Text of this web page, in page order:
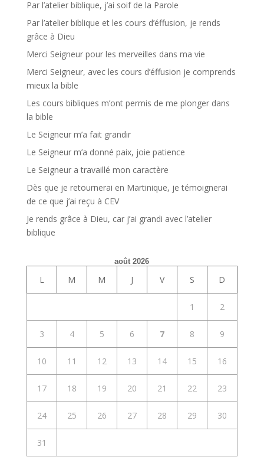
Par l’atelier biblique, j’ai soif de la Parole
Par l’atelier biblique et les cours d’éffusion, je rends
grâce à Dieu
Merci Seigneur pour les merveilles dans ma vie
Merci Seigneur, avec les cours d’éffusion je comprends
mieux la bible
Les cours bibliques m’ont permis de me plonger dans
la bible
Le Seigneur m’a fait grandir
Le Seigneur m’a donné paix, joie patience
Le Seigneur a travaillé mon caractère
Dès que je retournerai en Martinique, je témoignerai
de ce que j’ai reçu à CEV
Je rends grâce à Dieu, car j’ai grandi avec l’atelier
biblique
août 2026
L M M J V S D
1 2
3 4 5 6 7 8 9
10 11 12 13 14 15 16
17 18 19 20 21 22 23
24 25 26 27 28 29 30
31